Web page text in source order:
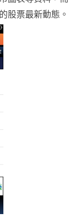
股票最新動態。